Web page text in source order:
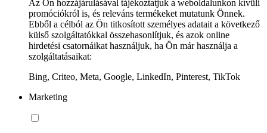
Az Ön hozzájárulásával tájékoztatjuk a weboldalunkon kívüli
promóciókról is, és releváns termékeket mutatunk Önnek.
Ebből a célból az Ön titkosított személyes adatait a következő
külső szolgáltatókkal összehasonlítjuk, és azok online
hirdetési csatornáikat használjuk, ha Ön már használja a
szolgáltatásaikat:
Bing, Criteo, Meta, Google, LinkedIn, Pinterest, TikTok
Marketing